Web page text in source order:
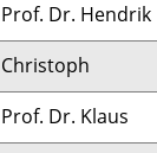
Prof. Dr. Hendrik
Christoph
Prof. Dr. Klaus